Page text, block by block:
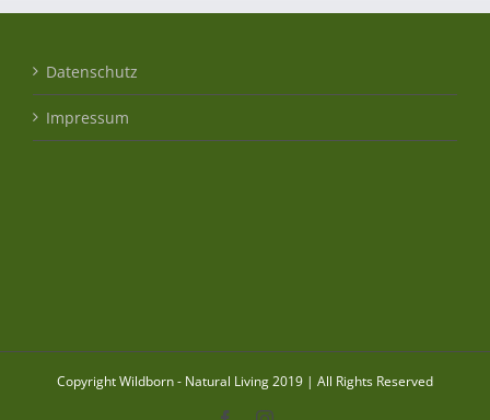
Datenschutz
Impressum
Copyright Wildborn - Natural Living 2019 | All Rights Reserved